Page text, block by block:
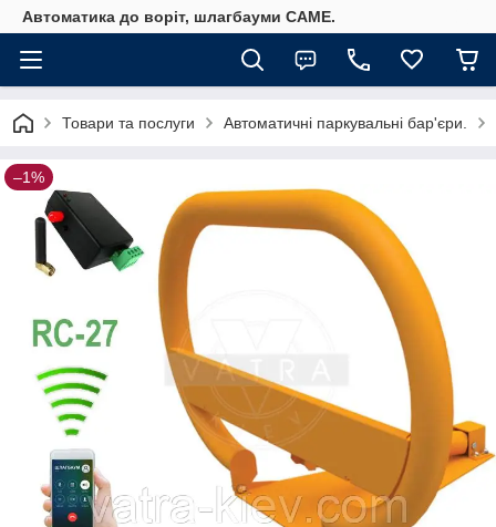
Автоматика до воріт, шлагбауми CAME.
Товари та послуги Автоматичні паркувальні бар'єри.
–1%